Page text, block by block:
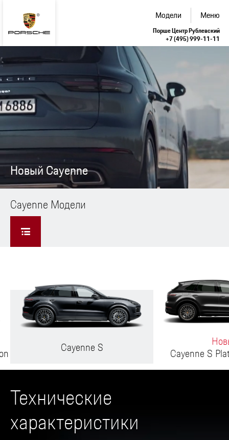
Модели Меню
Порше Центр Рублевский
+7 (495) 999-11-11
Новый Cayenne
Cayenne Модели
Cayenne S Cayenne S
Технические
характеристики